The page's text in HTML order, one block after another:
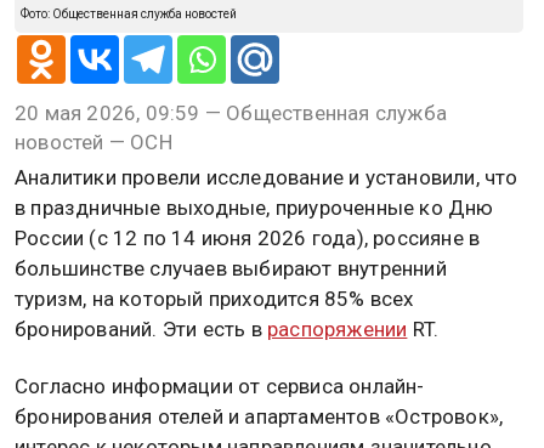
Фото: Общественная служба новостей
20 мая 2026, 09:59 — Общественная служба
новостей — ОСН
Аналитики провели исследование и установили, что
в праздничные выходные, приуроченные ко Дню
России (с 12 по 14 июня 2026 года), россияне в
большинстве случаев выбирают внутренний
туризм, на который приходится 85% всех
бронирований. Эти есть в распоряжении RT.
Согласно информации от сервиса онлайн-
бронирования отелей и апартаментов «Островок»,